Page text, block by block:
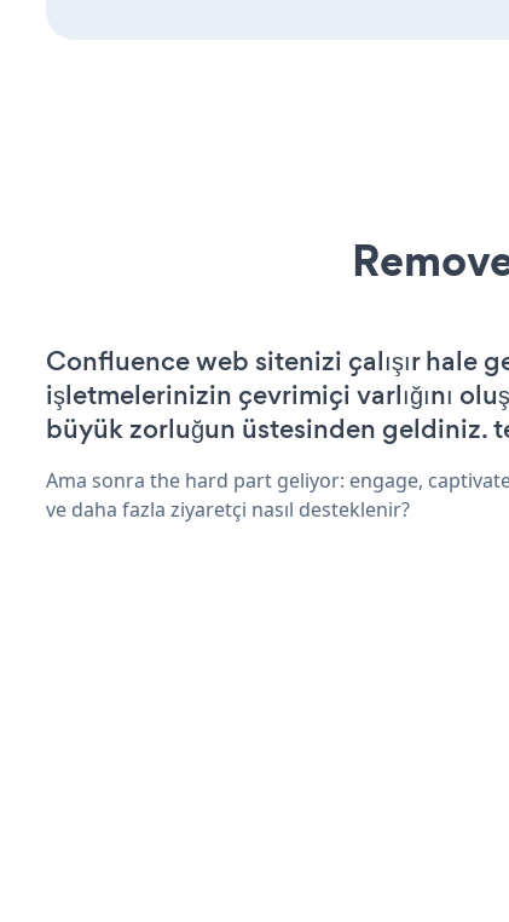
Confluence web sitenizi çalışır hale
işletmelerinizin çevrimiçi varlığını
büyük zorluğun üstesinden geldiniz.
Ama sonra the hard part geliyor: engage,
ve daha fazla ziyaretçi nasıl desteklenir?